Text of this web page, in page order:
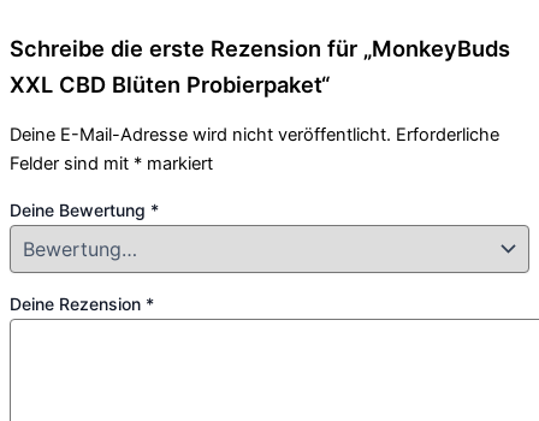
Schreibe die erste Rezension für „MonkeyBuds
XXL CBD Blüten Probierpaket“
Deine E-Mail-Adresse wird nicht veröffentlicht. Erforderliche
Felder sind mit * markiert
Deine Bewertung *
Deine Rezension *